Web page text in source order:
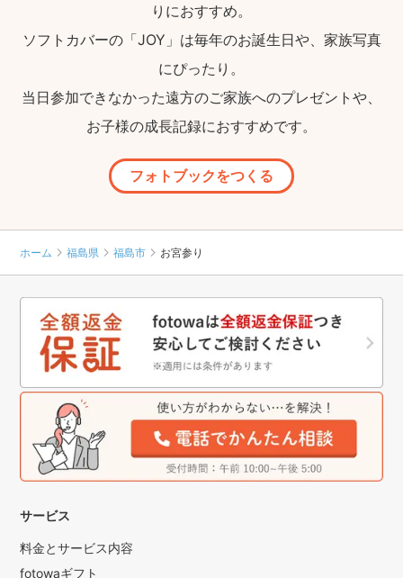
りにおすすめ。
ソフトカバーの「JOY」は毎年のお誕生日や、家族写真
にぴったり。
当日参加できなかった遠方のご家族へのプレゼントや、
お子様の成長記録におすすめです。
フォトブックをつくる
ホーム 福島県 福島市 お宮参り
サービス
料金とサービス内容
fotowaギフト